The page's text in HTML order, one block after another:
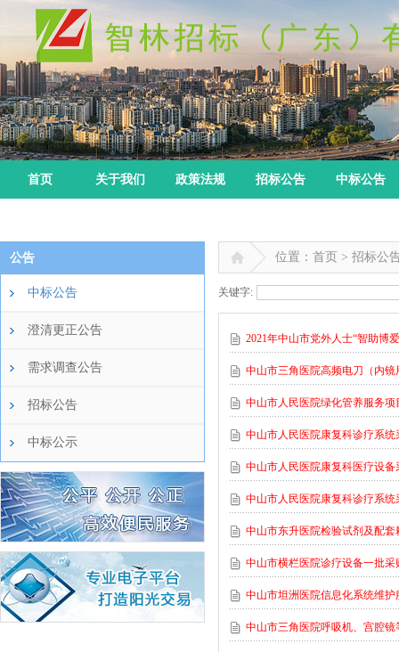
首页 关于我们 政策法规 招标公告 中标公告
公告
中标公告
澄清更正公告
需求调查公告
招标公告
中标公示
位置：首页 > 招标公
关键字:
2021年中山市党外人士“智助博
中山市三角医院高频电刀（内
中山市人民医院绿化管养服务项
中山市人民医院康复科诊疗系
中山市人民医院康复科医疗设
中山市人民医院康复科诊疗系
中山市东升医院检验试剂及配
中山市横栏医院诊疗设备一批
中山市坦洲医院信息化系统维
中山市三角医院呼吸机、宫腔